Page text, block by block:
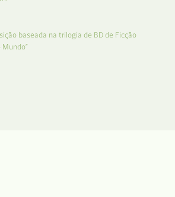
baseada na trilogia de BD de Ficção